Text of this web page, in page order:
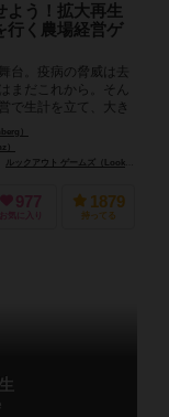
よう！拡大再生
行く農場経営ゲ
台。疫病の脅威は去
まだこれから。そん
で生計を立て、大き
です。 ...
）
）
ルックアウト ゲームズ（Lookout Games）
977
お気に入り
1879
持ってる